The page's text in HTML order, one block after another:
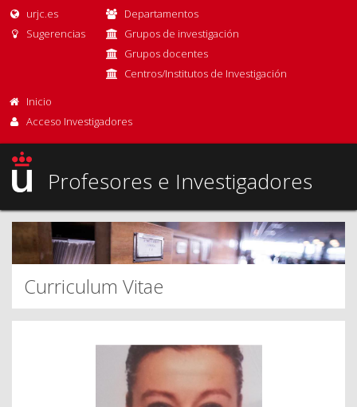
urjc.es
Sugerencias
Departamentos
Grupos de investigación
Grupos docentes
Centros/Institutos de Investigación
Inicio
Acceso Investigadores
Profesores e Investigadores
Curriculum Vitae